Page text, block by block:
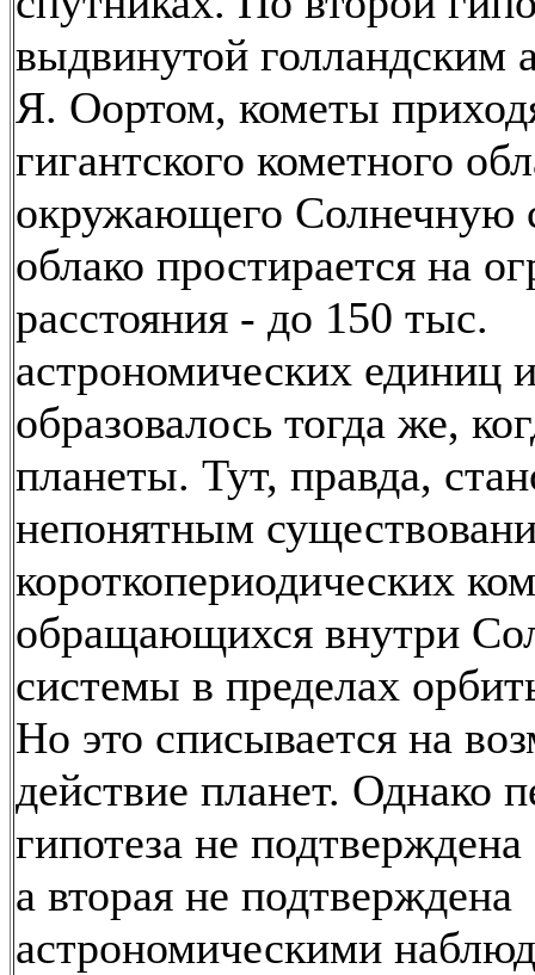
выдвинутой голландским
Я. Оортом, кометы
гигантского кометного
окружающего Солнечную
облако простирается на
расстояния - до 150 тыс.
астрономических единиц
образовалось тогда же,
планеты. Тут, правда,
непонятным
короткопериодических
обращающихся внутри
системы в пределах
Но это списывается на
действие планет. Однако
гипотеза не подтверждена
а вторая не подтверждена
астрономическими